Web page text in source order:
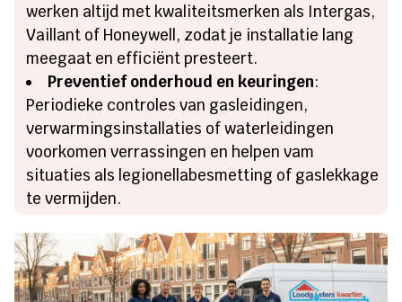
werken altijd met kwaliteitsmerken als Intergas,
Vaillant of Honeywell, zodat je installatie lang
meegaat en efficiënt presteert.
Preventief onderhoud en keuringen:
Periodieke controles van gasleidingen,
verwarmingsinstallaties of waterleidingen
voorkomen verrassingen en helpen vam
situaties als legionellabesmetting of gaslekkage
te vermijden.